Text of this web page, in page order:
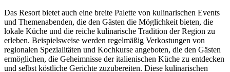
Das Resort bietet auch eine breite Palette von kulinarischen Events
und Themenabenden, die den Gästen die Möglichkeit bieten, die
lokale Küche und die reiche kulinarische Tradition der Region zu
erleben. Beispielsweise werden regelmäßig Verkostungen von
regionalen Spezialitäten und Kochkurse angeboten, die den Gästen
ermöglichen, die Geheimnisse der italienischen Küche zu entdecken
und selbst köstliche Gerichte zuzubereiten. Diese kulinarischen